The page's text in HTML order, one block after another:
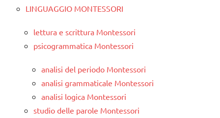
LINGUAGGIO MONTESSORI
lettura e scrittura Montessori
psicogrammatica Montessori
analisi del periodo Montessori
analisi grammaticale Montessori
analisi logica Montessori
studio delle parole Montessori